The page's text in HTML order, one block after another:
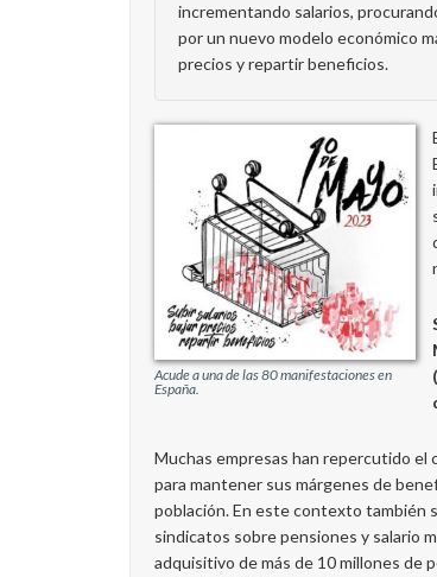
incrementando salarios,
por un nuevo modelo económico
precios y repartir beneficios.
Acude a una de las 80 manifestaciones en
España.
Muchas empresas han repercutido el
para mantener sus márgenes de
población. En este contexto también
sindicatos sobre pensiones y salario
adquisitivo de más de 10 millones de